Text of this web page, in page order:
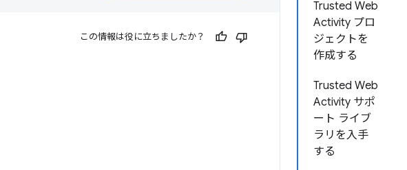
Trusted Web
Activity プロ
ジェクトを
作成する
Trusted Web
Activity サポ
ート ライブ
ラリを入手
する
この情報は役に立ちましたか？